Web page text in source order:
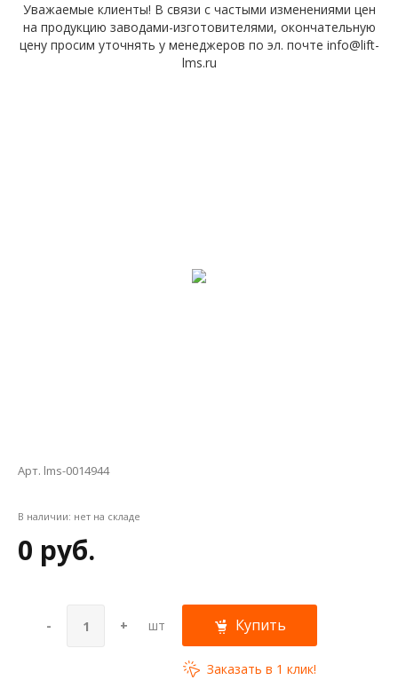
Уважаемые клиенты! В связи с частыми изменениями цен
на продукцию заводами-изготовителями, окончательную
цену просим уточнять у менеджеров по эл. почте info@lift-
lms.ru
Арт. lms-0014944
В наличии: нет на складе
0 руб.
- + шт Купить
Заказать в 1 клик!